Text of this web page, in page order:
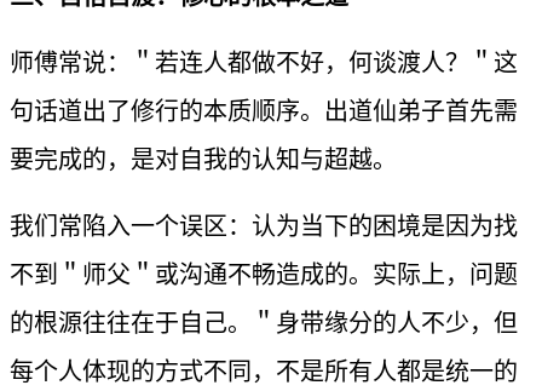
师傅常说：＂若连人都做不好，何谈渡人？＂这
句话道出了修行的本质顺序。出道仙弟子首先需
要完成的，是对自我的认知与超越。
我们常陷入一个误区：认为当下的困境是因为找
不到＂师父＂或沟通不畅造成的。实际上，问题
的根源往往在于自己。＂身带缘分的人不少，但
每个人体现的方式不同，不是所有人都是统一的